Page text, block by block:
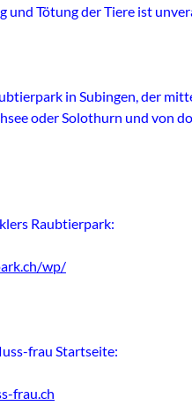
und Tötung der Tiere ist
in Subingen, der
oder Solothurn und von
Raubtierpark:
wp/
frau Startseite:
frau.ch